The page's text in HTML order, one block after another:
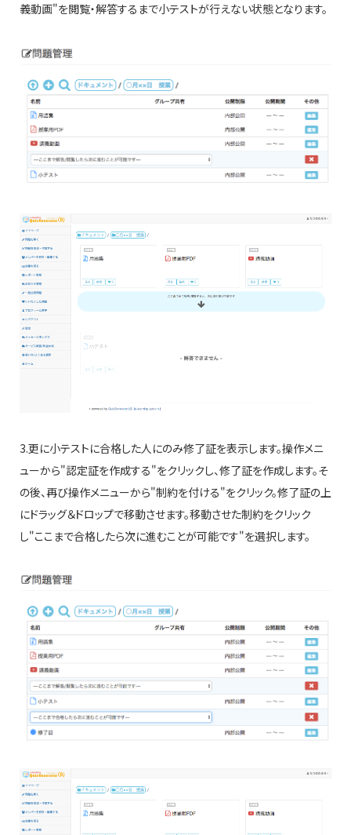
義動画"を閲覧・解答するまで小テストが行えない状態となります。
3.更に小テストに合格した人にのみ修了証を表示します。操作メニ
ューから"認定証を作成する"をクリックし、修了証を作成します。そ
の後、再び操作メニューから"制約を付ける"をクリック。修了証の上
にドラッグ＆ドロップで移動させます。移動させた制約をクリック
し"ここまで合格したら次に進むことが可能です"を選択します。